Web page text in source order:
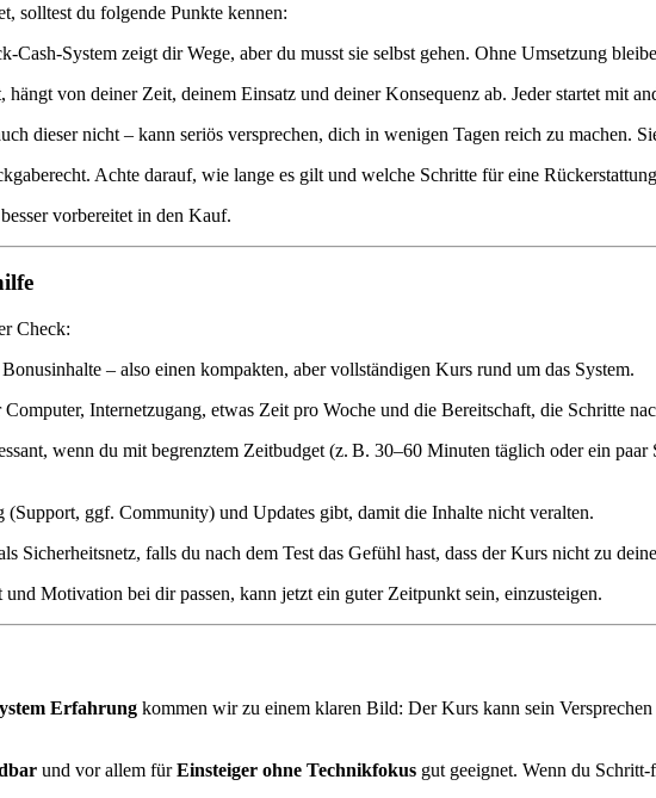
solltest du folgende Punkte kennen:
Cash-System zeigt dir Wege, aber du musst sie selbst gehen. Ohne Umsetzung
von deiner Zeit, deinem Einsatz und deiner Konsequenz ab. Jeder startet mit
dieser nicht – kann seriös versprechen, dich in wenigen Tagen reich zu machen.
Achte darauf, wie lange es gilt und welche Schritte für eine
vorbereitet in den Kauf.
Check:
– also einen kompakten, aber vollständigen Kurs rund um das System.
Computer, Internetzugang, etwas Zeit pro Woche und die Bereitschaft, die Schritte
wenn du mit begrenztem Zeitbudget (z. B. 30–60 Minuten täglich oder ein
(Support, ggf. Community) und Updates gibt, damit die Inhalte nicht veralten.
Sicherheitsnetz, falls du nach dem Test das Gefühl hast, dass der Kurs nicht zu
Motivation bei dir passen, kann jetzt ein guter Zeitpunkt sein, einzusteigen.
Erfahrung kommen wir zu einem klaren Bild: Der Kurs kann sein
und vor allem fürEinsteiger ohne Technikfokus gut geeignet. Wenn du